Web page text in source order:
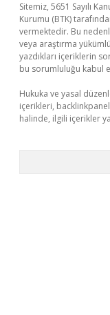
Sitemiz, 5651 Sayılı
Kurumu (BTK)
vermektedir. Bu
veya araştırma
yazdıkları içeriklerin
bu sorumluluğu kabul
Hukuka ve yasal
içerikleri,
halinde, ilgili içerikler